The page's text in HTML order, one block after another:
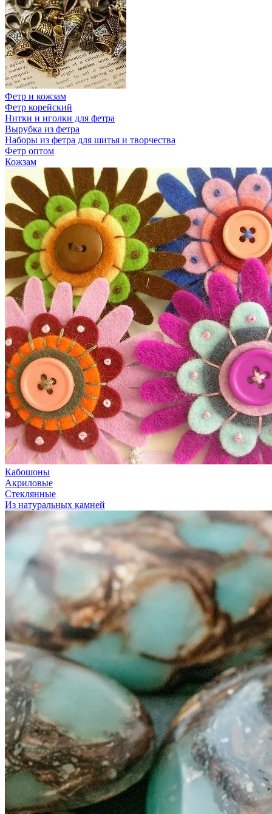
Фетр и кожзам
Фетр корейский
Нитки и иголки для фетра
Вырубка из фетра
Наборы из фетра для шитья и творчества
Фетр оптом
Кожзам
Кабошоны
Акриловые
Стеклянные
Из натуральных камней